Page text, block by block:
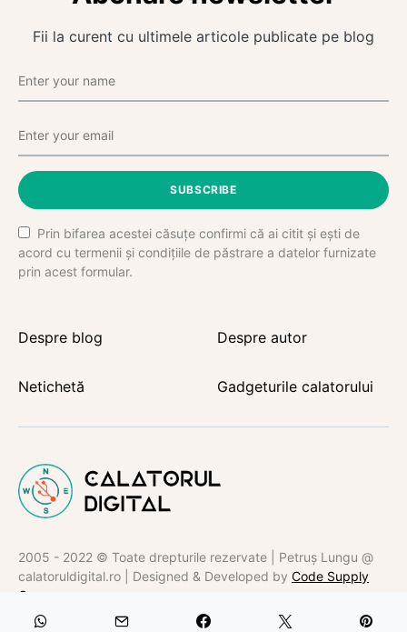
Fii la curent cu ultimele articole publicate pe blog
SUBSCRIBE
Prin bifarea acestei căsuțe confirmi că ai citit și ești de
acord cu termenii și condițiile de păstrare a datelor furnizate
prin acest formular.
Despre blog Despre autor
Netichetă Gadgeturile calatorului
2005 - 2022 © Toate drepturile rezervate | Petruș Lungu @
calatoruldigital.ro | Designed & Developed by Code Supply
Co.